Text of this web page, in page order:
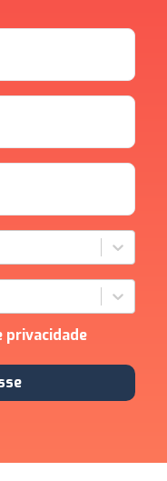
privacidade